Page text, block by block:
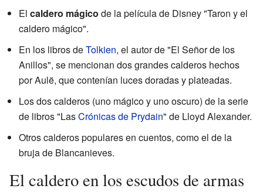
El caldero mágico de la película de Disney "Taron y el
caldero mágico".
En los libros deTolkien, el autor de "El Señor de los
Anillos", se mencionan dos grandes calderos hechos
por Aulë, que contenían luces doradas y plateadas.
Los dos calderos (uno mágico y uno oscuro) de la serie
de libros "LasCrónicas de Prydain" de Lloyd Alexander.
Otros calderos populares en cuentos, como el de la
bruja de Blancanieves.
El caldero en los escudos de armas